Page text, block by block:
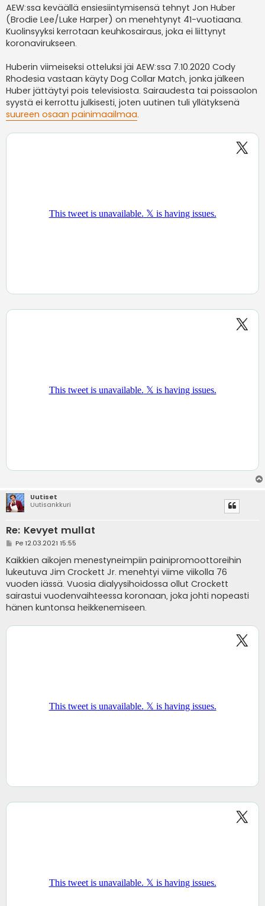
e
s
t
i
AEW:ssa keväällä ensiesiintymisensä tehnyt Jon Huber
(Brodie Lee/Luke Harper) on menehtynyt 41-vuotiaana.
Kuolinsyyksi kerrotaan keuhkosairaus, joka ei liittynyt
koronavirukseen.
Huberin viimeiseksi otteluksi jäi AEW:ssa 7.10.2020 Cody
Rhodesia vastaan käyty Dog Collar Match, jonka jälkeen
Huber jättäytyi pois televisiosta. Sairaudesta tai poissaolon
syystä ei kerrottu julkisesti, joten uutinen tuli yllätyksenä
suureen osaan painimaailmaa.
Uutiset
Uutisankkuri
Re: Kevyet mullat
V
e
s
t
i
Pe 12.03.2021 15:55
Kaikkien aikojen menestyneimpiin painipromoottoreihin
lukeutuva Jim Crockett Jr. menehtyi viime viikolla 76
vuoden iässä. Vuosia dialyysihoidossa ollut Crockett
sairastui vuodenvaihteessa koronaan, joka johti nopeasti
hänen kuntonsa heikkenemiseen.